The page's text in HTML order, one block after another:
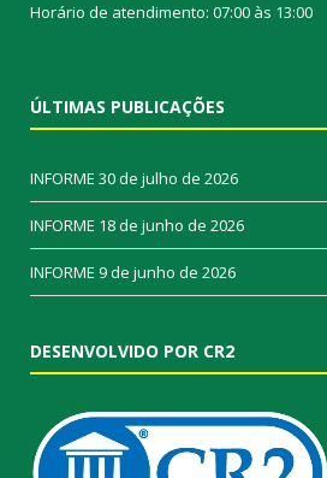
Horário de atendimento: 07:00 às 13:00
ÚLTIMAS PUBLICAÇÕES
INFORME 30 de julho de 2026
INFORME 18 de junho de 2026
INFORME 9 de junho de 2026
DESENVOLVIDO POR CR2